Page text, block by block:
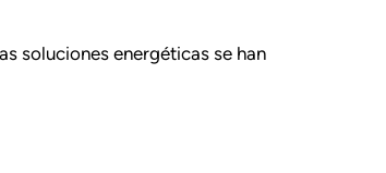
soluciones energéticas se han